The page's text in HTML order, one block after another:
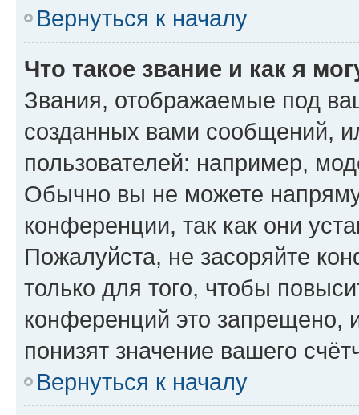
Вернуться к началу
Что такое звание и как я
Звания, отображаемые под
созданных вами сообщений,
пользователей: например,
Обычно вы не можете
конференции, так как они
Пожалуйста, не засоряйте
только для того, чтобы
конференций это запрещено,
понизят значение вашего
Вернуться к началу